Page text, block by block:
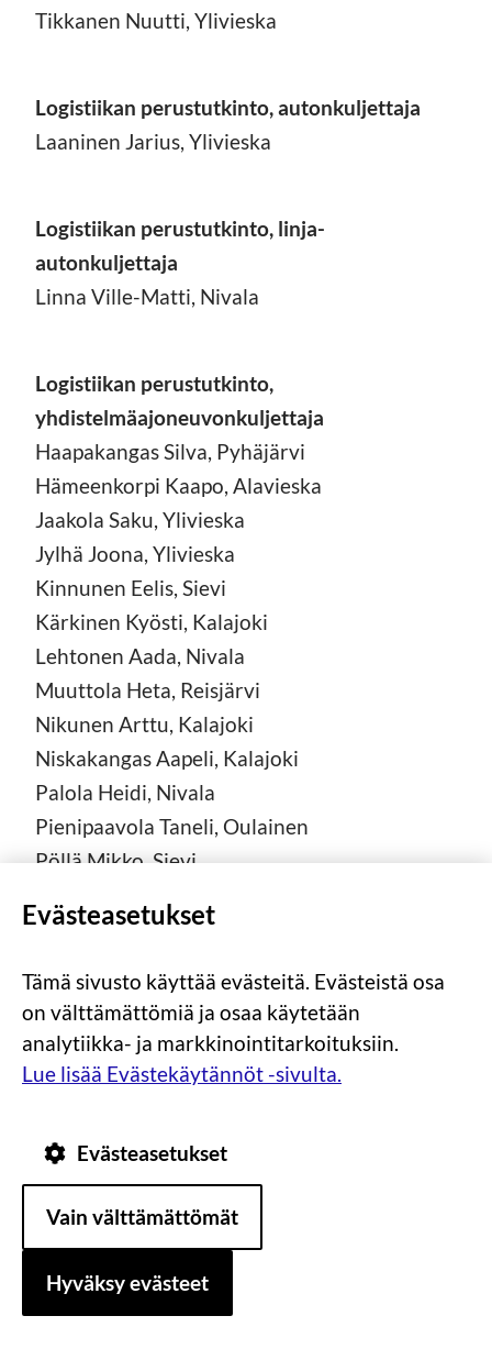
Tikkanen Nuutti, Ylivieska
Logistiikan perustutkinto, autonkuljettaja
Laaninen Jarius, Ylivieska
Logistiikan perustutkinto, linja-
autonkuljettaja
Linna Ville-Matti, Nivala
Logistiikan perustutkinto,
yhdistelmäajoneuvonkuljettaja
Haapakangas Silva, Pyhäjärvi
Hämeenkorpi Kaapo, Alavieska
Jaakola Saku, Ylivieska
Jylhä Joona, Ylivieska
Kinnunen Eelis, Sievi
Kärkinen Kyösti, Kalajoki
Lehtonen Aada, Nivala
Muuttola Heta, Reisjärvi
Nikunen Arttu, Kalajoki
Niskakangas Aapeli, Kalajoki
Palola Heidi, Nivala
Pienipaavola Taneli, Oulainen
Pöllä Mikko, Sievi
Salmela Anton, Sievi
Siltala Sini, Oulainen
Sorvisto Elias, Ylivieska
Toivonen Lucia, Sievi
Välimäki Jonna, Nivala
Rakennusalan perustutkinto,
maarakennuskoneenkuljettaja
Ahola Tino, Ylivieska
Evästeasetukset
Tämä sivusto käyttää evästeitä. Evästeistä osa
on välttämättömiä ja osaa käytetään
analytiikka- ja markkinointitarkoituksiin.
Lue lisää Evästekäytännöt -sivulta.
Evästeasetukset
Vain välttämättömät
Hyväksy evästeet